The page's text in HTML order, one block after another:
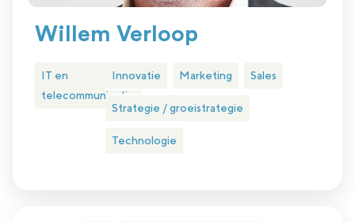
Willem Verloop
IT en
telecommunicatie
Innovatie Marketing Sales
Strategie / groeistrategie
Technologie